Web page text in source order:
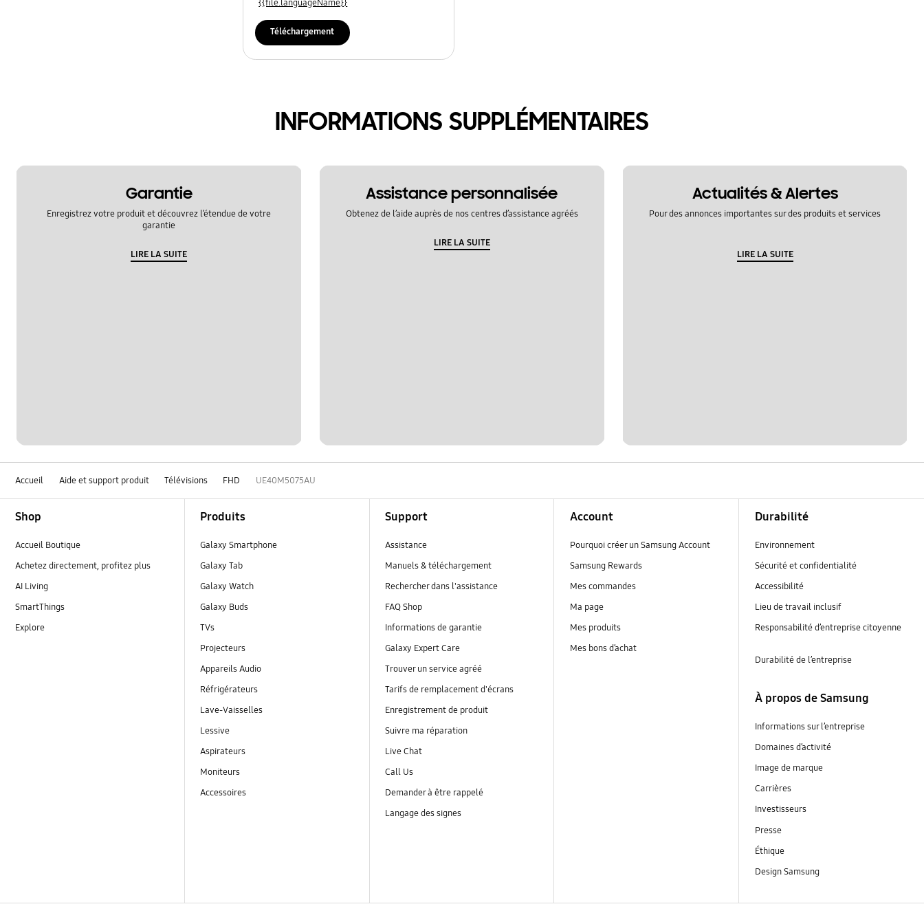
{{file.languageName}}
Téléchargement
INFORMATIONS SUPPLÉMENTAIRES
Garantie
Enregistrez votre produit et découvrez l’étendue de votre
garantie
LIRE LA SUITE
Assistance personnalisée
Obtenez de l’aide auprès de nos centres d’assistance agréés
LIRE LA SUITE
Actualités & Alertes
Pour des annonces importantes sur des produits et services
LIRE LA SUITE
Accueil Aide et support produit Télévisions FHD UE40M5075AU
Shop
Accueil Boutique
Achetez directement, profitez plus
AI Living
SmartThings
Explore
Produits
Galaxy Smartphone
Galaxy Tab
Galaxy Watch
Galaxy Buds
TVs
Projecteurs
Appareils Audio
Réfrigérateurs
Lave-Vaisselles
Lessive
Aspirateurs
Moniteurs
Accessoires
Support
Assistance
Manuels & téléchargement
Rechercher dans l'assistance
FAQ Shop
Informations de garantie
Galaxy Expert Care
Trouver un service agréé
Tarifs de remplacement d'écrans
Enregistrement de produit
Suivre ma réparation
Live Chat
Call Us
Demander à être rappelé
Langage des signes
Account
Pourquoi créer un Samsung Account
Samsung Rewards
Mes commandes
Ma page
Mes produits
Mes bons d’achat
Durabilité
Environnement
Sécurité et confidentialité
Accessibilité
Lieu de travail inclusif
Responsabilité d’entreprise citoyenne
Durabilité de l’entreprise
À propos de Samsung
Informations sur l’entreprise
Domaines d’activité
Image de marque
Carrières
Investisseurs
Presse
Éthique
Design Samsung